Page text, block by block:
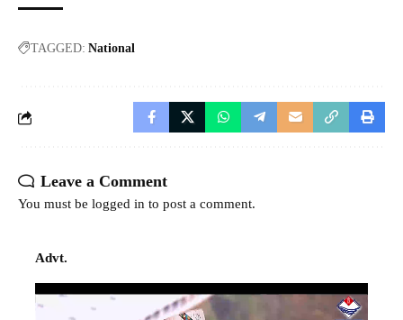
TAGGED: National
Leave a Comment
You must be logged in to post a comment.
Advt.
Video